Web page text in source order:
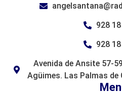
928
928
Avenida de Ansite 57-
Agüimes. Las Palmas de